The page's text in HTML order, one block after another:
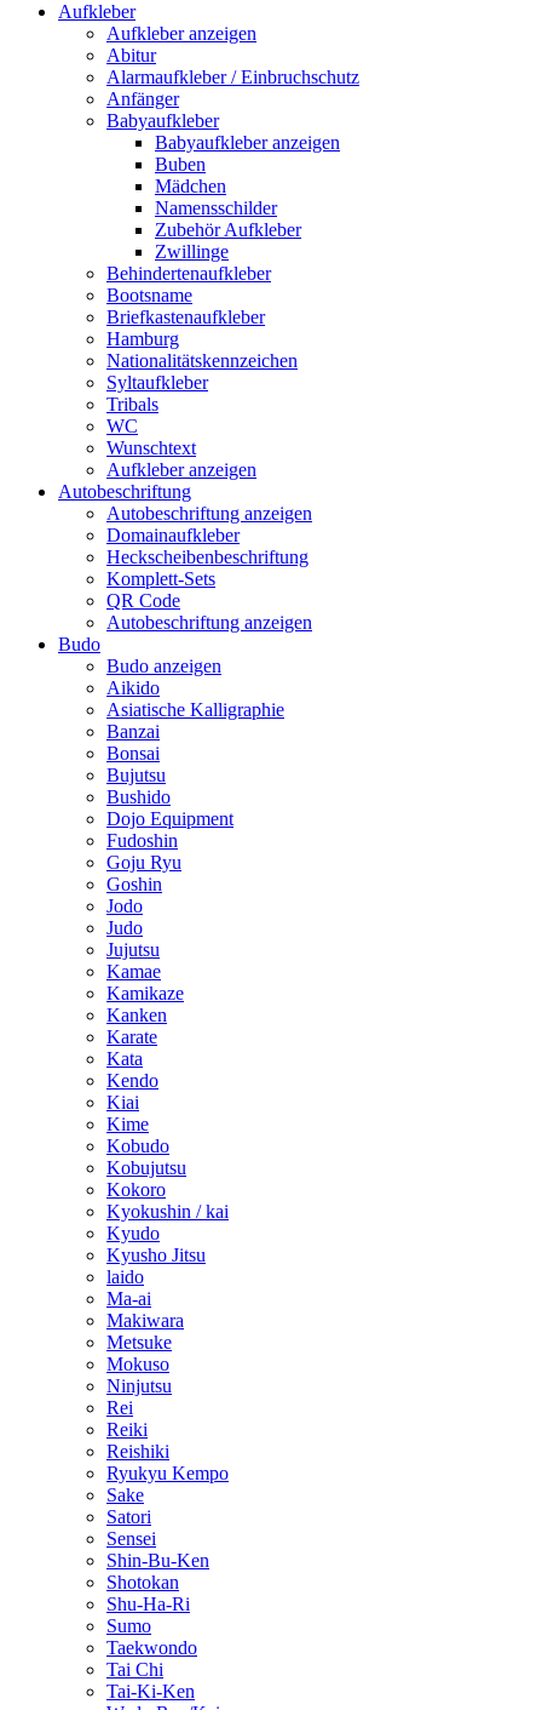
Aufkleber
Aufkleber anzeigen
Abitur
Alarmaufkleber / Einbruchschutz
Anfänger
Babyaufkleber
Babyaufkleber anzeigen
Buben
Mädchen
Namensschilder
Zubehör Aufkleber
Zwillinge
Behindertenaufkleber
Bootsname
Briefkastenaufkleber
Hamburg
Nationalitätskennzeichen
Syltaufkleber
Tribals
WC
Wunschtext
Aufkleber anzeigen
Autobeschriftung
Autobeschriftung anzeigen
Domainaufkleber
Heckscheibenbeschriftung
Komplett-Sets
QR Code
Autobeschriftung anzeigen
Budo
Budo anzeigen
Aikido
Asiatische Kalligraphie
Banzai
Bonsai
Bujutsu
Bushido
Dojo Equipment
Fudoshin
Goju Ryu
Goshin
Jodo
Judo
Jujutsu
Kamae
Kamikaze
Kanken
Karate
Kata
Kendo
Kiai
Kime
Kobudo
Kobujutsu
Kokoro
Kyokushin / kai
Kyudo
Kyusho Jitsu
laido
Ma-ai
Makiwara
Metsuke
Mokuso
Ninjutsu
Rei
Reiki
Reishiki
Ryukyu Kempo
Sake
Satori
Sensei
Shin-Bu-Ken
Shotokan
Shu-Ha-Ri
Sumo
Taekwondo
Tai Chi
Tai-Ki-Ken